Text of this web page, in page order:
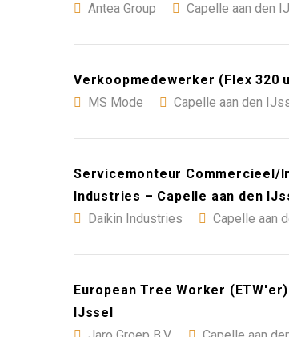
Antea Group
Capelle aan den
Verkoopmedewerker (Flex 320
MS Mode
Capelle aan den
Servicemonteur Commercieel/
Industries – Capelle aan den
Daikin Industries
Capelle aan
European Tree Worker
IJssel